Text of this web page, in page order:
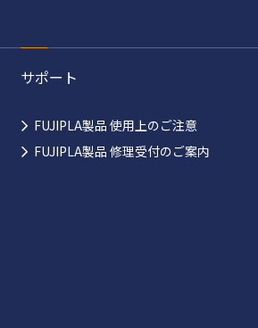
サポート
FUJIPLA製品 使用上のご注意
FUJIPLA製品 修理受付のご案内